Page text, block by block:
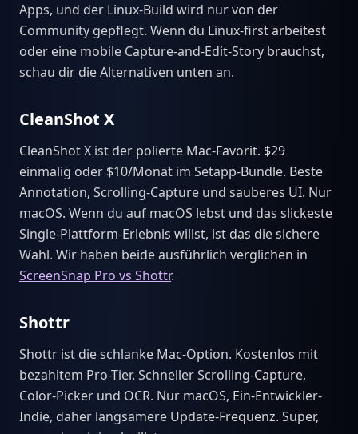
Apps, und der Linux-Build wird nur von der
Community gepflegt. Wenn du Linux-first arbeitest
oder eine mobile Capture-and-Edit-Story brauchst,
schau dir die Alternativen unten an.
CleanShot X
CleanShot X ist der polierte Mac-Favorit. $29
einmalig oder $10/Monat im Setapp-Bundle. Beste
Annotation, Scrolling-Capture und sauberes UI. Nur
macOS. Wenn du auf macOS lebst und das slickeste
Single-Plattform-Erlebnis willst, ist das die sichere
Wahl. Wir haben beide ausführlich verglichen in
ScreenSnap Pro vs Shottr.
Shottr
Shottr ist die schlanke Mac-Option. Kostenlos mit
bezahltem Pro-Tier. Schneller Scrolling-Capture,
Color-Picker und OCR. Nur macOS, Ein-Entwickler-
Indie, daher langsamere Update-Frequenz. Super,